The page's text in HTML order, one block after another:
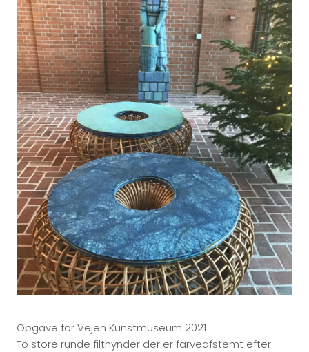
Opgave for Vejen Kunstmuseum 2021
To store runde filthynder der er farveafstemt efter